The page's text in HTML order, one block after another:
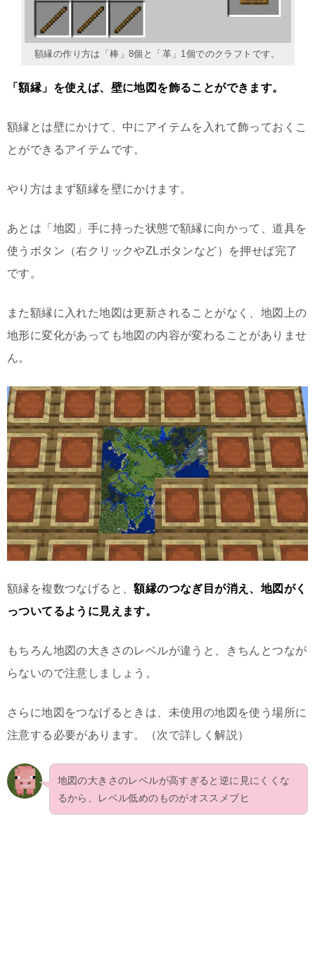
額縁の作り方は「棒」8個と「革」1個でのクラフトです。
「額縁」を使えば、壁に地図を飾ることができます。
額縁とは壁にかけて、中にアイテムを入れて飾っておくこ
とができるアイテムです。
やり方はまず額縁を壁にかけます。
あとは「地図」手に持った状態で額縁に向かって、道具を
使うボタン（右クリックやZLボタンなど）を押せば完了
です。
また額縁に入れた地図は更新されることがなく、地図上の
地形に変化があっても地図の内容が変わることがありませ
ん。
額縁を複数つなげると、額縁のつなぎ目が消え、地図がく
っついてるように見えます。
もちろん地図の大きさのレベルが違うと、きちんとつなが
らないので注意しましょう。
さらに地図をつなげるときは、未使用の地図を使う場所に
注意する必要があります。（次で詳しく解説）
地図の大きさのレベルが高すぎると逆に見にくくな
るから、レベル低めのものがオススメブヒ